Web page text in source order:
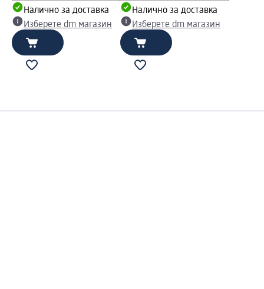
Налично за доставка
Изберете dm магазин
Налично за доставка
Изберете dm магазин